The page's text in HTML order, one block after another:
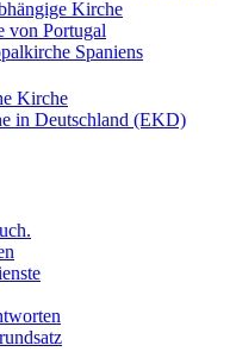
Kirche
von Portugal
Spaniens
Kirche
in Deutschland (EKD)